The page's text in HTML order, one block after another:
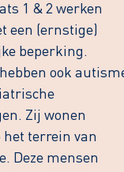
1 & 2 werken
een (ernstige)
beperking.
ook
Zij wonen
terrein van
Deze mensen